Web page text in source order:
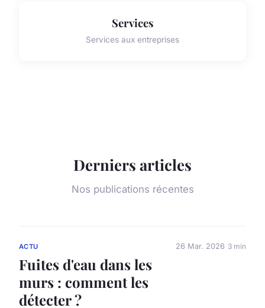
Services
Services aux entreprises
Derniers articles
Nos publications récentes
ACTU
Fuites d'eau dans les
murs : comment les
détecter ?
26 Mar. 2026 3 min